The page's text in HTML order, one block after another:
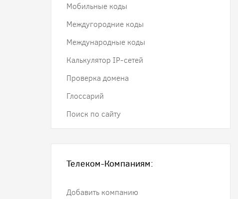
Мобильные коды
Междугородние коды
Международные коды
Калькулятор IP-сетей
Проверка домена
Глоссарий
Поиск по сайту
Телеком-Компаниям:
Добавить компанию